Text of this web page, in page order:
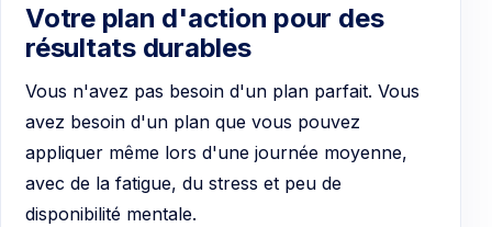
Votre plan d'action pour des
résultats durables
Vous n'avez pas besoin d'un plan parfait. Vous
avez besoin d'un plan que vous pouvez
appliquer même lors d'une journée moyenne,
avec de la fatigue, du stress et peu de
disponibilité mentale.